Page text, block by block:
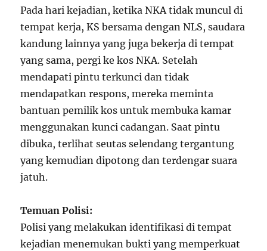
Pada hari kejadian, ketika NKA tidak muncul di
tempat kerja, KS bersama dengan NLS, saudara
kandung lainnya yang juga bekerja di tempat
yang sama, pergi ke kos NKA. Setelah
mendapati pintu terkunci dan tidak
mendapatkan respons, mereka meminta
bantuan pemilik kos untuk membuka kamar
menggunakan kunci cadangan. Saat pintu
dibuka, terlihat seutas selendang tergantung
yang kemudian dipotong dan terdengar suara
jatuh.
Temuan Polisi:
Polisi yang melakukan identifikasi di tempat
kejadian menemukan bukti yang memperkuat